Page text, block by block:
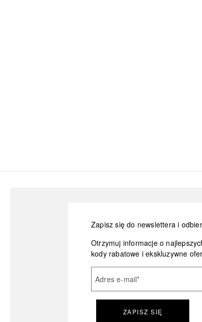
Zapisz się do newslettera i
Otrzymuj informacje o
kody rabatowe i ekskluzywne
Adres e-mail*
ZAPISZ SIĘ